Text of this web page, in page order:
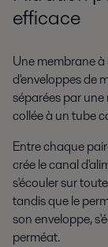
efficace
Une membrane
d'enveloppes de
séparées par
collée à un tube
Entre chaque
crée le canal
s'écouler sur
tandis que le
son enveloppe,
perméat.